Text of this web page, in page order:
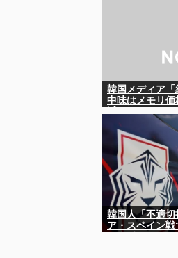
韓国メディア
中味はメモリ
い状況っすね
韓国人「不適
ア・スペイン戦